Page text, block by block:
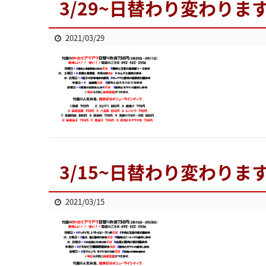
3/29~日替わり変わりま
2021/03/29
3/15~日替わり変わりま
2021/03/15